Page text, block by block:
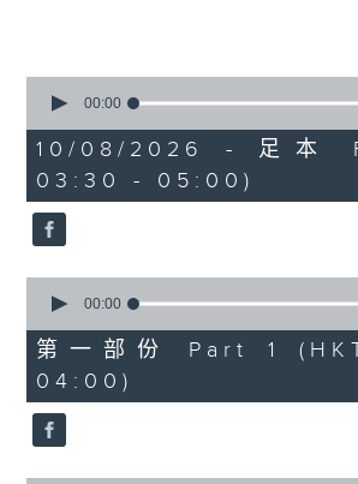
男子
seconds
0
seconds
00:00
10/08/2026 - 足本
03:30 - 05:00)
seconds
0
seconds
00:00
第一部份 Part 1
04:00)